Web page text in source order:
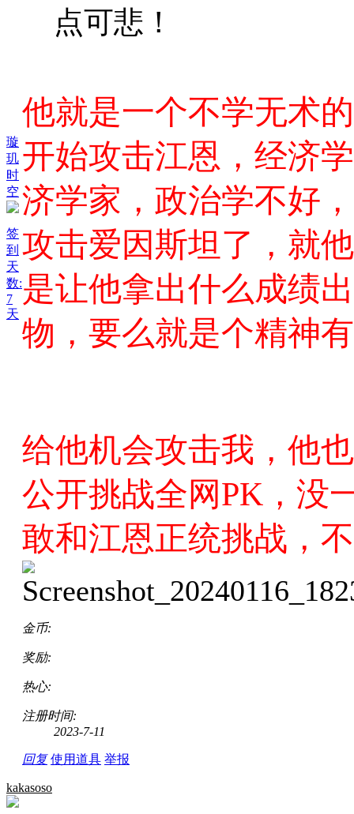
璇
玑
时
空
签
到
天
数:
7
天
点可悲！
他就是一个不学无术
开始攻击江恩，经济
济学家，政治学不好
攻击爱因斯坦了，就
是让他拿出什么成绩
物，要么就是个精神
给他机会攻击我，他
公开挑战全网PK，没
敢和江恩正统挑战，
金币:
奖励:
热心:
注册时间:
2023-7-11
回复 使用道具 举报
kakasoso